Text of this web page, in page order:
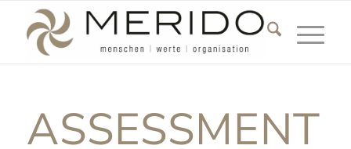
ASSESSMENT